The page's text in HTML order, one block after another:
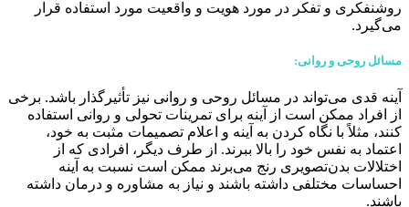
روشنفکری و تفکر در مورد هویت و واقعیت مورد استفاده قرار
می‌گیرد.
مسائل روحی و روانی:
آینه قدی می‌تواند در مسائل روحی و روانی نیز تأثیرگذار باشد. برخی
از افراد ممکن است از آینه برای تمرینات تحولی و روانی استفاده
کنند، مثلاً با نگاه کردن به آینه و اعلام تصمیمات مثبت به خود،
اعتماد به نفس خود را بالا ببرند. از طرف دیگر، افرادی که از
اختلالات بدن‌تصویری رنج می‌برند ممکن است نسبت به آینه
احساسات مختلفی داشته باشند و نیاز به مشاوره و درمان داشته
باشند.